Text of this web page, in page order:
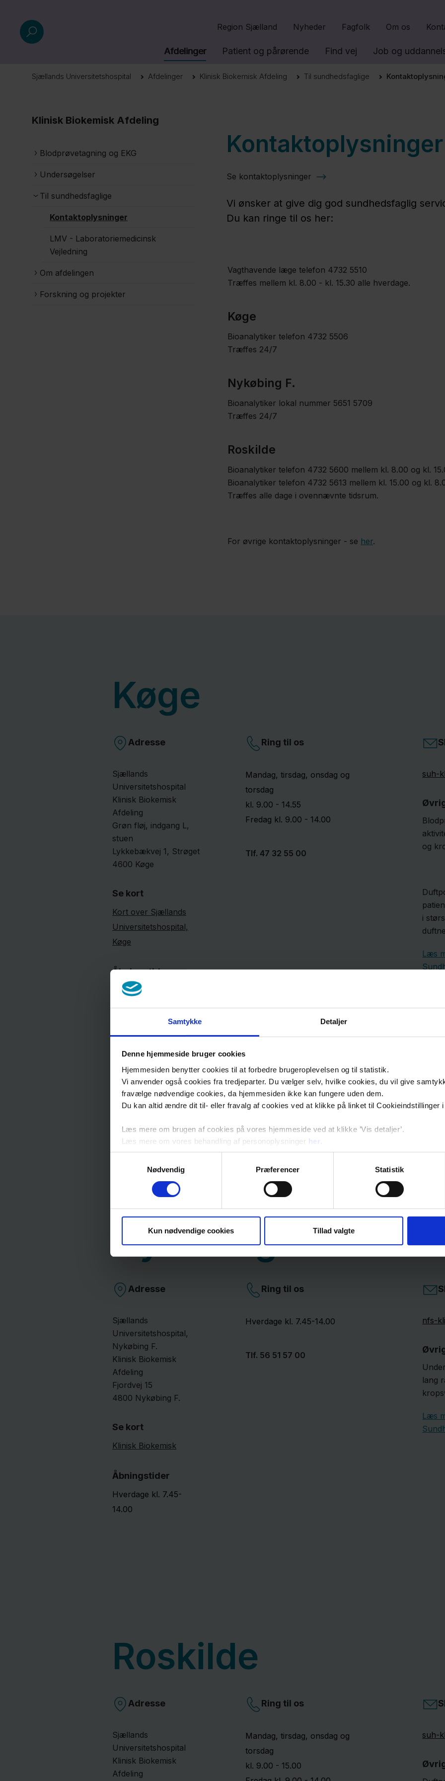
Samtykke Detaljer
Denne hjemmeside bruger cookies
Hjemmesiden benytter cookies til at forbedre brugeroplevelsen og til statistik.
Vi anvender også cookies fra tredjeparter. Du vælger selv, hvilke cookies, du vil give
fravælge nødvendige cookies, da hjemmesiden ikke kan fungere uden dem.
Du kan altid ændre dit til- eller fravalg af cookies ved at klikke på linket til Cookieindstillinger
Læs mere om brugen af cookies på vores hjemmeside ved at klikke ’Vis detaljer’.
Læs mere om vores behandling af personoplysninger her
Nødvendig
Præferencer Statistik
Kun nødvendige cookies Tillad valgte
Region Sjælland Nyheder Fagfolk Om os
Afdelinger Patient og pårørende Find vej Job og
Sjællands Universitetshospital Afdelinger Klinisk Biokemisk Afdeling Til sundhedsfaglige
Klinisk Biokemisk Afdeling
Blodprøvetagning og EKG
Undersøgelser
Til sundhedsfaglige
Kontaktoplysninger
LMV - Laboratoriemedicinsk
Vejledning
Om afdelingen
Forskning og projekter
Kontaktoplysninger
Se kontaktoplysninger
Vi ønsker at give dig god sundhedsfaglig
Du kan ringe til os her:
Vagthavende læge telefon 4732 5510
Træffes mellem kl. 8.00 - kl. 15.30 alle hverdage.
Køge
Bioanalytiker telefon 4732 5506
Træffes 24/7
Nykøbing F.
Bioanalytiker lokal nummer 5651 5709
Træffes 24/7
Roskilde
Bioanalytiker telefon 4732 5600 mellem kl. 8.00 og kl.
Bioanalytiker telefon 4732 5613 mellem kl. 15.00 og kl.
Træffes alle dage i ovennævnte tidsrum.
For øvrige kontaktoplysninger - se her.
Køge
Adresse
Sjællands
Universitetshospital
Klinisk Biokemisk
Afdeling
Grøn fløj, indgang L,
stuen
Lykkebækvej 1, Strøget
4600 Køge
Se kort
Kort over Sjællands
Universitetshospital,
Køge
Åbningstider
Mandag, tirsdag
og onsdag kl. 7.15 -
Torsdag kl. 7.15 - 18.00
Fredag kl. 7.15 - 14.00
Weekend og helligdage:
Lukket
Ring til os
Mandag, tirsdag, onsdag og
torsdag
kl. 9.00 - 14.55
Fredag kl. 9.00 - 14.00
Tlf. 47 32 55 00
suh-
og
i
Læs
Nykøbing F.
Adresse
Sjællands
Universitetshospital,
Nykøbing F.
Klinisk Biokemisk
Afdeling
Fjordvej 15
4800 Nykøbing F.
Se kort
Klinisk Biokemisk
Åbningstider
Hverdage kl. 7.45-
14.00
Ring til os
Hverdage kl. 7.45-14.00
Tlf. 56 51 57 00
nfs-
lang
Læs
Roskilde
Adresse
Sjællands
Universitetshospital
Klinisk Biokemisk
Afdeling
Ring til os
Mandag, tirsdag, onsdag og
torsdag
kl. 9.00 - 15.00
suh-